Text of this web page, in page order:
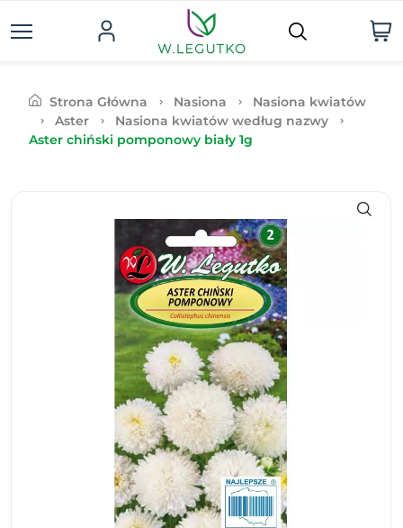
Strona Główna Nasiona
Nasiona kwiatów
Aster
Nasiona kwiatów według nazwy
Aster chiński pomponowy biały 1g